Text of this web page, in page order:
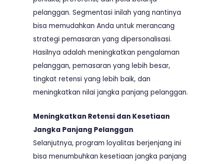
pelanggan. Segmentasi inilah yang nantinya
bisa memudahkan Anda untuk merancang
strategi pemasaran yang dipersonalisasi.
Hasilnya adalah meningkatkan pengalaman
pelanggan, pemasaran yang lebih besar,
tingkat retensi yang lebih baik, dan
meningkatkan nilai jangka panjang pelanggan.
Meningkatkan Retensi dan Kesetiaan
Jangka Panjang Pelanggan
Selanjutnya, program loyalitas berjenjang ini
bisa menumbuhkan kesetiaan jangka panjang